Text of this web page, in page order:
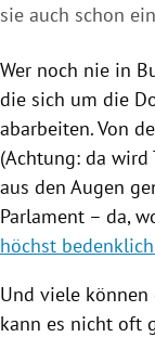
sie auch schon
Wer noch nie in
die sich um die
abarbeiten. Von
(Achtung: da wird
aus den Augen
Parlament – da,
höchst
Und viele können
kann es nicht oft